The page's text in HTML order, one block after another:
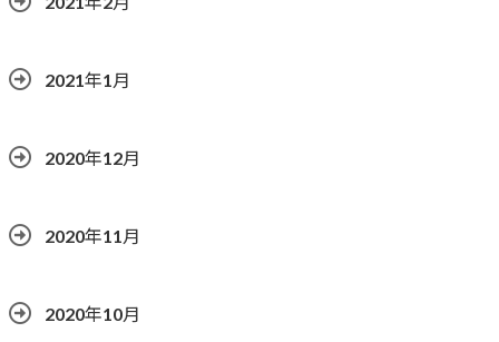
2021年1月
2020年12月
2020年11月
2020年10月